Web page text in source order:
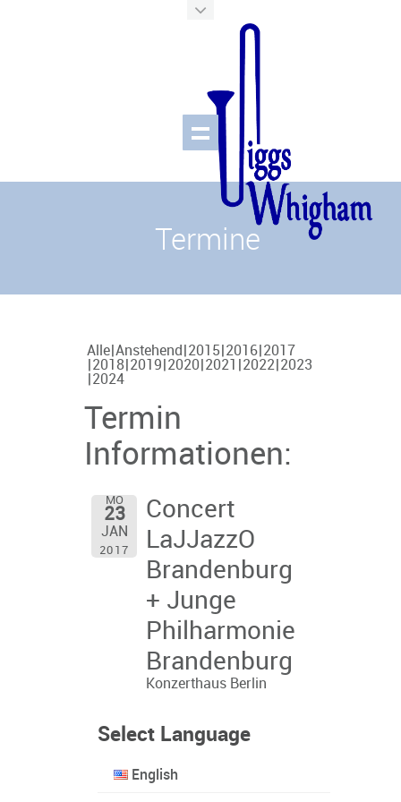
Termine
Alle Anstehend 2015 2016 2017
2018 2019 2020 2021 2022 2023
2024
Termin
Informationen:
MO
23
JAN
2017
Concert
LaJJazzO
Brandenburg
+ Junge
Philharmonie
Brandenburg
Konzerthaus Berlin
Select Language
English